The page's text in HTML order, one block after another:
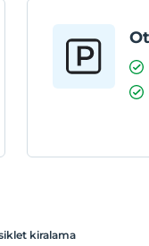
kiralama